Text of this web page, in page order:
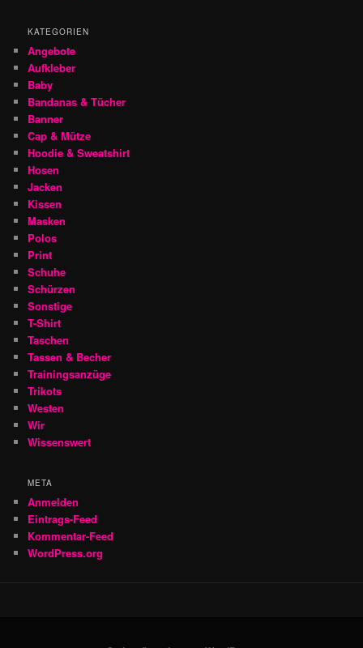
KATEGORIEN
Angebote
Aufkleber
Baby
Bandanas & Tücher
Banner
Cap & Mütze
Hoodie & Sweatshirt
Hosen
Jacken
Kissen
Masken
Polos
Print
Schuhe
Schürzen
Sonstige
T-Shirt
Taschen
Tassen & Becher
Trainingsanzüge
Trikots
Westen
Wir
Wissenswert
META
Anmelden
Eintrags-Feed
Kommentar-Feed
WordPress.org